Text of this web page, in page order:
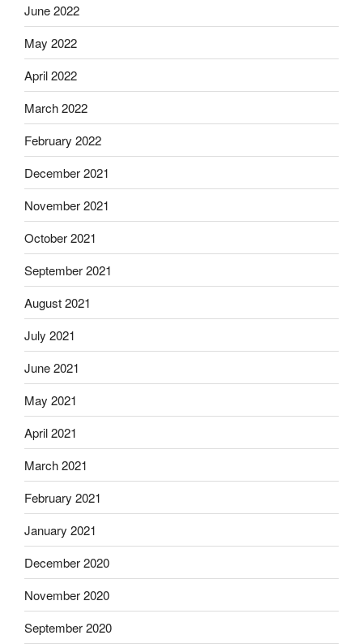
June 2022
May 2022
April 2022
March 2022
February 2022
December 2021
November 2021
October 2021
September 2021
August 2021
July 2021
June 2021
May 2021
April 2021
March 2021
February 2021
January 2021
December 2020
November 2020
September 2020